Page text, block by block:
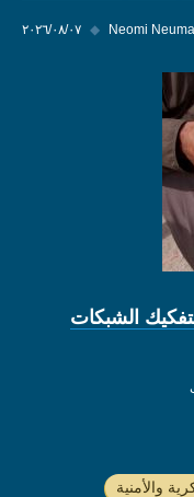
٠٧‏/٠٨‏/٢٠٢٦ ◆ Neomi
لتفكيك الشبكات
والأمنية